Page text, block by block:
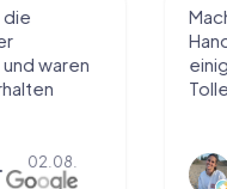
Macht sehr
Handhabung
einiges ohne
Sharina